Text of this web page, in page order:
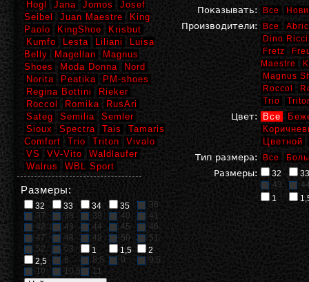
Показывать: Все
Производители: Все
Dino Ricci
Fretz
Maestre
Magnus
Roccol
Trio
Цвет: Все
Цветной
Тип размера:
Все
Размеры: 32
33
43
1
Hogl
Jana Jomos
Josef
Seibel
Juan Maestre
King
Paolo
KingShoe
Krisbut
Kumfo
Lesta Liliani
Luisa
Belly
Magellan
Magnus
Shoes
Moda Donna
Nord
Norita
Peatika
PM-shoes
Regina Bottini
Rieker
Roccol
Romika
RusAri
Sateg
Semilia
Semler
Sioux
Spectra Tais
Tamaris
Comfort
Trio Triton
Vivalo
VS
VV-Vito
Waldlaufer
Walrus
WBL Sport
Размеры:
32 33 34 35
36
37
38 39 40
41
42
43 44 45
46
47
48 49 50
51
52
53 1 1,5
2
2,5
8 8,5 9
9,5
10
10,5 11